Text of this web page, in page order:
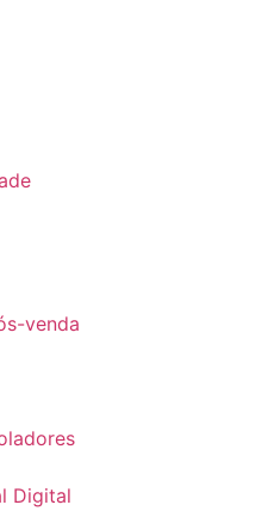
venda
Digital